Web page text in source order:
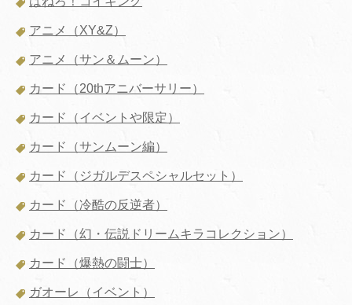
アニメ（XY&Z）
アニメ（サン＆ムーン）
カード（20thアニバーサリー）
カード（イベントや限定）
カード（サンムーン編）
カード（ジガルデスペシャルセット）
カード（冷酷の反逆者）
カード（幻・伝説ドリームキラコレクション）
カード（爆熱の闘士）
ガオーレ（イベント）